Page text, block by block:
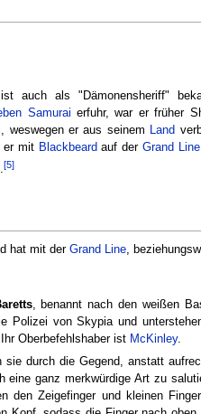
auch als "Dämonensheriff"
Samurai erfuhr, war er früher
weswegen er aus seinem Land
er mit Blackbeard auf der Grand Line
[5]
hat mit der Grand Line,
, benannt nach den weißen
Polizei von Skypia und
Oberbefehlshaber ist McKinley.
sie durch die Gegend, anstatt
eine ganz merkwürdige Art zu
den Zeigefinger und kleinen